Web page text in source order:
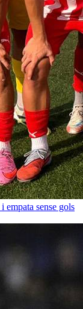
empata sense gols